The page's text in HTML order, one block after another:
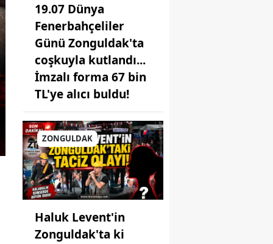
19.07 Dünya
Fenerbahçeliler
Günü Zonguldak'ta
coşkuyla kutlandı...
İmzalı forma 67 bin
TL'ye alıcı buldu!
ZONGULDAK
Haluk Levent'in
Zonguldak'ta ki